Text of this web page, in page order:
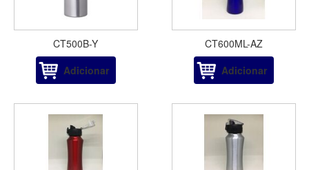
CT500B-Y
Adicionar
CT600ML-AZ
Adicionar